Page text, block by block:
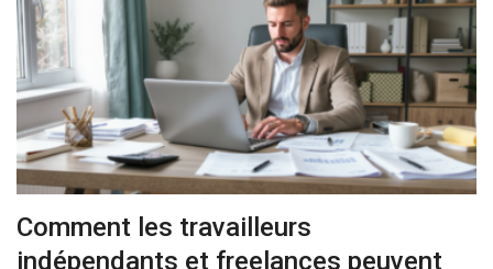
Comment les travailleurs
indépendants et freelances peuvent